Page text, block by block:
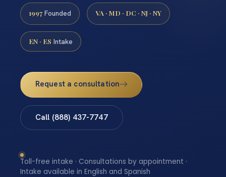
1997 Founded VA · MD · DC · NJ · NY
EN · ES Intake
Request a consultation
Call (888) 437-7747
Toll-free intake · Consultations by appointment ·
Intake available in English and Spanish